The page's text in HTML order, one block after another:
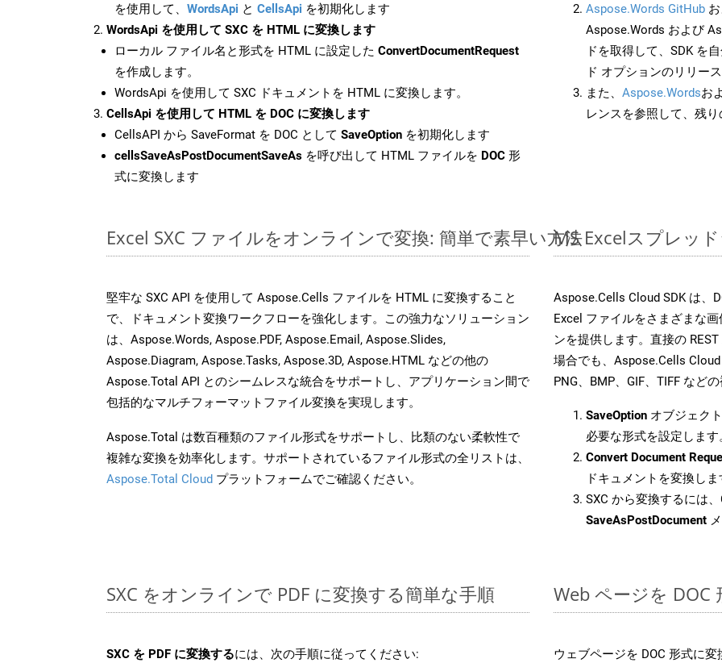
を使用して、 WordsApi と CellsApi を初期化します
WordsApi を使用して SXC を HTML に変換します
ローカル ファイル名と形式を HTML に設定した ConvertDocumentRequest
を作成します。
WordsApi を使用して SXC ドキュメントを HTML に変換します。
CellsApi を使用して HTML を DOC に変換します
CellsAPI から SaveFormat を DOC として SaveOption を初期化します
cellsSaveAsPostDocumentSaveAs を呼び出して HTML ファイルを DOC 形
式に変換します
Aspose.Words GitHub
Aspose.Words および
ドを取得して、SDK を
ド オプションのリリー
また、 Aspose.Wordsお
レンスを参照して、残
Excel SXC ファイルをオンラインで変換: 簡単で素早い方法
堅牢な SXC API を使用して Aspose.Cells ファイルを HTML に変換すること
で、ドキュメント変換ワークフローを強化します。この強力なソリューション
は、Aspose.Words, Aspose.PDF, Aspose.Email, Aspose.Slides,
Aspose.Diagram, Aspose.Tasks, Aspose.3D, Aspose.HTML などの他の
Aspose.Total API とのシームレスな統合をサポートし、アプリケーション間で
包括的なマルチフォーマットファイル変換を実現します。
Aspose.Total は数百種類のファイル形式をサポートし、比類のない柔軟性で
複雑な変換を効率化します。サポートされているファイル形式の全リストは、
Aspose.Total Cloud プラットフォームでご確認ください。
MS Excelスプレッ
Aspose.Cells Cloud SDK は、
Excel ファイルをさまざまな
ンを提供します。直接の
場合でも、Aspose.Cells Cloud
PNG、BMP、GIF、TIFF など
SaveOption オブジェク
必要な形式を設定します
Convert Document
ドキュメントを変換しま
SXC から変換するには
SaveAsPostDocument
SXC をオンラインで PDF に変換する簡単な手順
SXC を PDF に変換するには、次の手順に従ってください:
Web ページを DOC
ウェブページを DOC 形式に変